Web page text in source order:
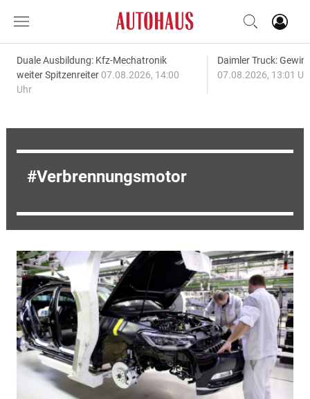
Duale Ausbildung: Kfz-Mechatronik
weiter Spitzenreiter 07.08.2026, 14:00
Uhr
Daimler Truck:
07.08.2026, 13:01
Verbrennungsmotor